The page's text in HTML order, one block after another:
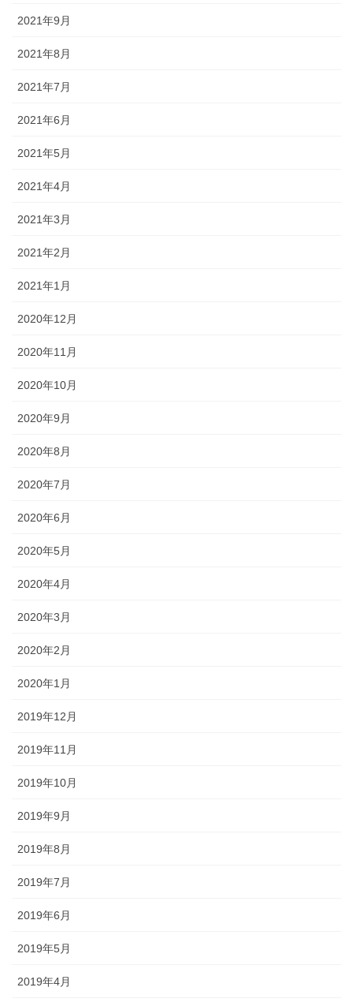
2021年9月
2021年8月
2021年7月
2021年6月
2021年5月
2021年4月
2021年3月
2021年2月
2021年1月
2020年12月
2020年11月
2020年10月
2020年9月
2020年8月
2020年7月
2020年6月
2020年5月
2020年4月
2020年3月
2020年2月
2020年1月
2019年12月
2019年11月
2019年10月
2019年9月
2019年8月
2019年7月
2019年6月
2019年5月
2019年4月